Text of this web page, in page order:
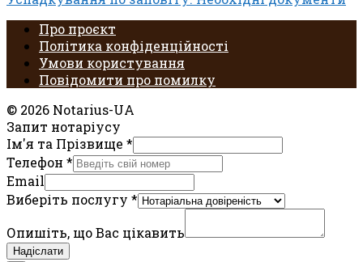
Про проєкт
Політика конфіденційності
Умови користування
Повідомити про помилку
© 2026 Notarius-UA
Запит нотаріусу
Ім'я та Прізвище *
Телефон *
Email
Виберіть послугу *
Опишіть, що Вас цікавить
Надіслати